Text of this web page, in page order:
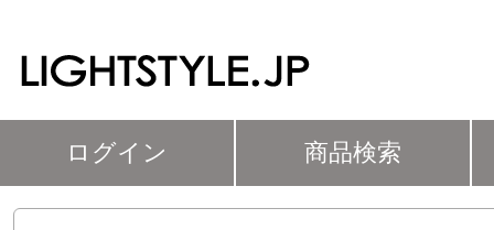
ログイン 商品検索